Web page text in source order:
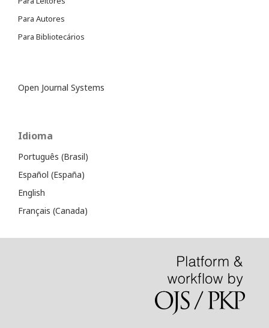
Para Autores
Para Bibliotecários
Open Journal Systems
Idioma
Português (Brasil)
Español (España)
English
Français (Canada)